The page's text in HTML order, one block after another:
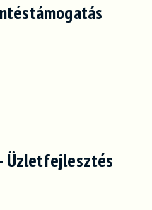
Üzletfejlesztés